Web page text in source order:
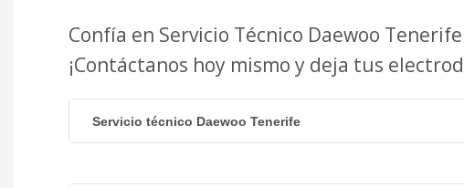
Confía en Servicio Técnico Daewoo
¡Contáctanos hoy mismo y deja tus
Servicio técnico Daewoo Tenerife